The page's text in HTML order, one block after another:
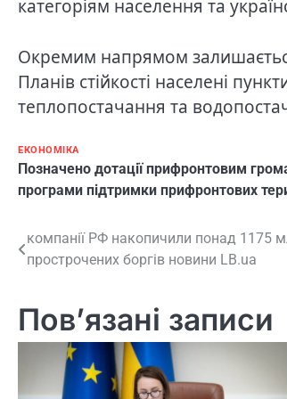
категоріям населення та
Окремим напрямом
Планів стійкості населені
теплопостачання та
ЕКОНОМІКА
Позначено дотації прифронтовим
програми підтримки прифронтових
Навігація
записів
компанії РФ накопичили понад 1175
прострочених боргів новини LB.ua
Пов’язані записи